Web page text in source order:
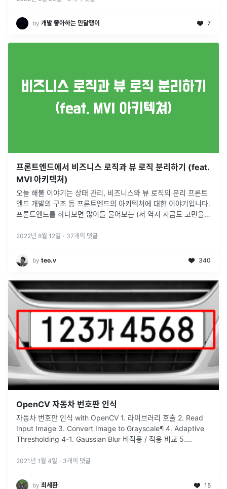
by 개발 좋아하는 민달팽이 7
프론트엔드에서 비즈니스 로직과 뷰 로직 분리하기 (feat.
MVI 아키텍쳐)
오늘 해볼 이야기는 상태 관리, 비즈니스와 뷰 로직의 분리 프론트
엔드 개발의 구조 등 프론트엔드의 아키텍쳐에 대한 이야기입니다.
프론트엔드를 하다보면 많이들 물어보는 (저 역시 지금도 고민을
하면 좋나요...
2022년 8월 12일 · 37개의 댓글
by teo.v 340
OpenCV 자동차 번호판 인식
자동차 번호판 인식 with OpenCV 1. 라이브러리 호출 2. Read
Input Image 3. Convert Image to Grayscale¶ 4. Adaptive
Thresholding 4-1. Gaussian Blur 비적용 / 적용 비교 5....
2021년 1월 4일 · 3개의 댓글
by 최세환 15